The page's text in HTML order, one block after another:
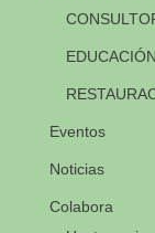
Eventos
Noticias
Colabora